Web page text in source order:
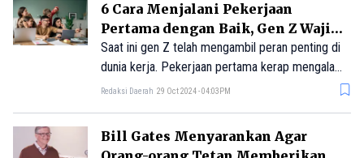
6 Cara Menjalani Pekerjaan
Pertama dengan Baik, Gen Z Wajib
Tahu!
Saat ini gen Z telah mengambil peran penting di
dunia kerja. Pekerjaan pertama kerap mengalami
pengalaman yang menantang. Dilansir dari
simak artikel berikut!
Redaksi Daerah 29 Oct 2024 - 04:03PM
Bill Gates Menyarankan Agar